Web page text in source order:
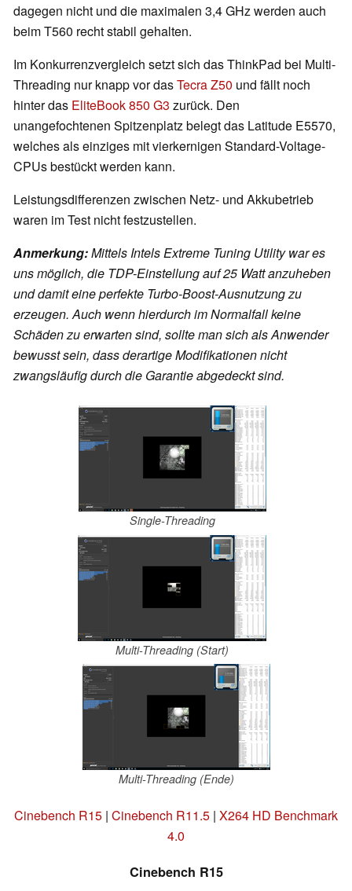
dagegen nicht und die maximalen 3,4 GHz werden auch
beim T560 recht stabil gehalten.
Im Konkurrenzvergleich setzt sich das ThinkPad bei Multi-
Threading nur knapp vor dasTecra Z50 und fällt noch
hinter das EliteBook 850 G3 zurück. Den
unangefochtenen Spitzenplatz belegt das Latitude E5570,
welches als einziges mit vierkernigen Standard-Voltage-
CPUs bestückt werden kann.
Leistungsdifferenzen zwischen Netz- und Akkubetrieb
waren im Test nicht festzustellen.
Anmerkung:Mittels Intels Extreme Tuning Utility war es
uns möglich, die TDP-Einstellung auf 25 Watt anzuheben
und damit eine perfekte Turbo-Boost-Ausnutzung zu
erzeugen. Auch wenn hierdurch im Normalfall keine
Schäden zu erwarten sind, sollte man sich als Anwender
bewusst sein, dass derartige Modifikationen nicht
zwangsläufig durch die Garantie abgedeckt sind.
Single-Threading
Multi-Threading (Start)
Multi-Threading (Ende)
Cinebench R15 | Cinebench R11.5 | X264 HD Benchmark
4.0
Cinebench R15